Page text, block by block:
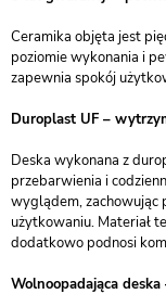
Ceramika objęta jest
poziomie wykonania i
zapewnia spokój
Duroplast UF –
Deska wykonana z
przebarwienia i
wyglądem,
użytkowaniu. Materiał
dodatkowo podnosi
Wolnoopadająca